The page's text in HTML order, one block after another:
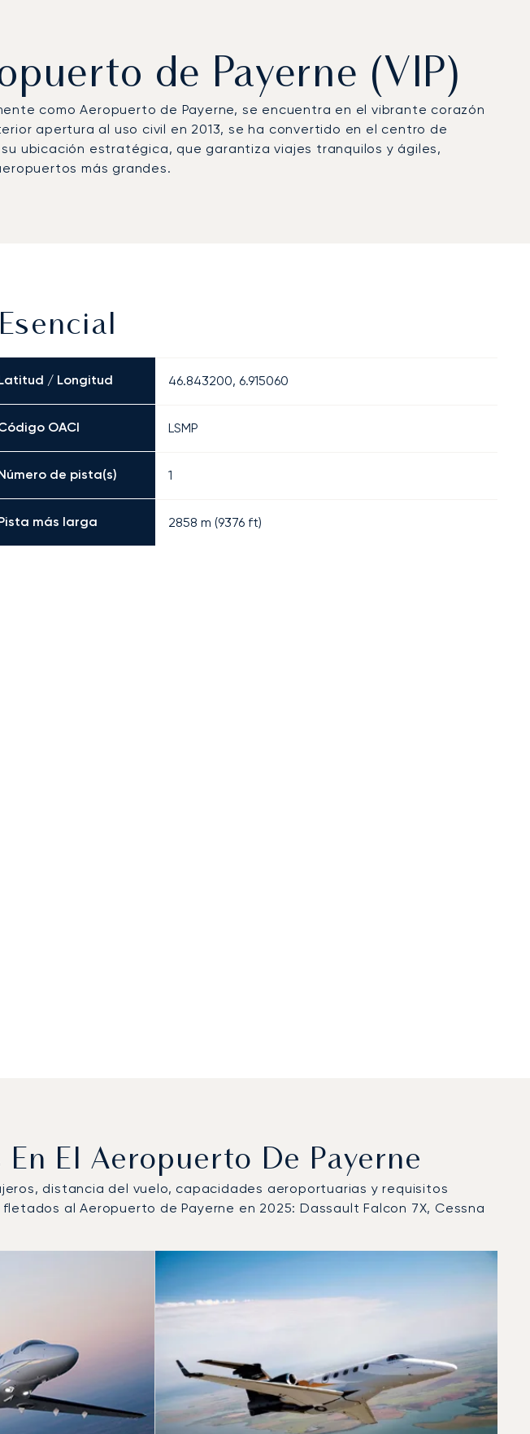
de Payerne (VIP)
como Aeropuerto de Payerne, se encuentra en el vibrante corazón
apertura al uso civil en 2013, se ha convertido en el centro de
su ubicación estratégica, que garantiza viajes tranquilos y ágiles,
más grandes.
/ Longitud 46.843200, 6.915060
OACI LSMP
de pista(s) 1
más larga 2858 m (9376 ft)
El Aeropuerto De Payerne
distancia del vuelo, capacidades aeroportuarias y requisitos
al Aeropuerto de Payerne en 2025: Dassault Falcon 7X, Cessna